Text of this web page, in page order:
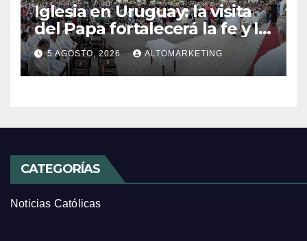
Iglesia en Uruguay: la visita
del Papa fortalecerá la fe y la
esperanza
5 AGOSTO, 2026 ALTOMARKETING
CATEGORÍAS
Noticias Católicas